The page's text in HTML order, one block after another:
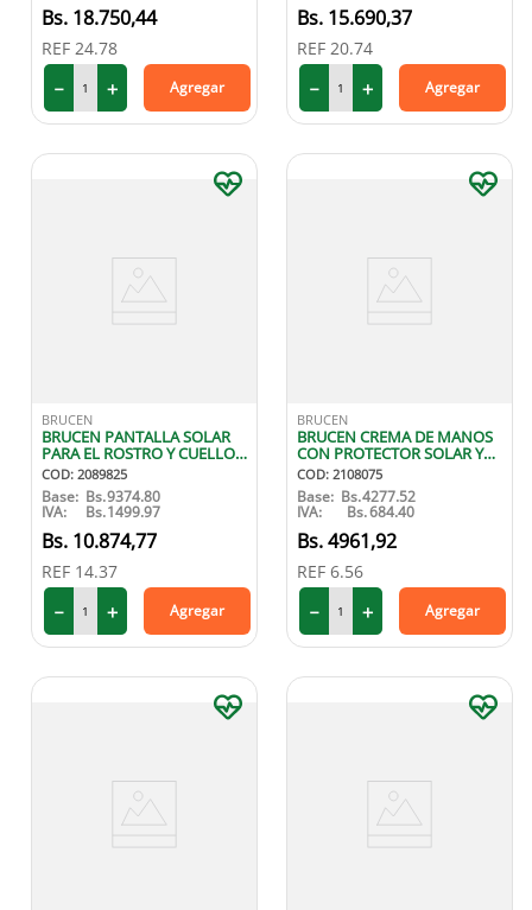
18.750,44
REF 24.78
＋
－ Agregar
15.690,37
REF 20.74
＋
－ Agregar
BRUCEN
BRUCEN PANTALLA SOLAR
PARA EL ROSTRO Y CUELLO
50 GR
COD: 2089825
Base: Bs.9374.80
IVA: Bs.1499.97
10.874,77
REF 14.37
＋
－ Agregar
BRUCEN
BRUCEN CREMA DE MANOS
CON PROTECTOR SOLAR Y
COLAGENO 50 ML
COD: 2108075
Base: Bs.4277.52
IVA: Bs.684.40
4961,92
REF 6.56
＋
－ Agregar